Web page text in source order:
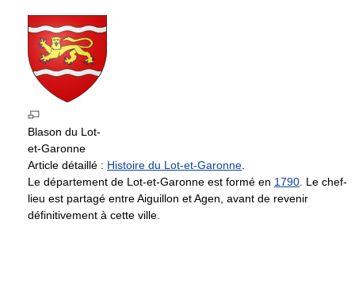
Blason du Lot-
et-Garonne
Article détaillé : Histoire du Lot-et-Garonne
Le département de Lot-et-Garonne est formé en 1790 . Le chef-
lieu est partagé entre Aiguillon et Agen, avant de revenir
définitivement à cette ville.